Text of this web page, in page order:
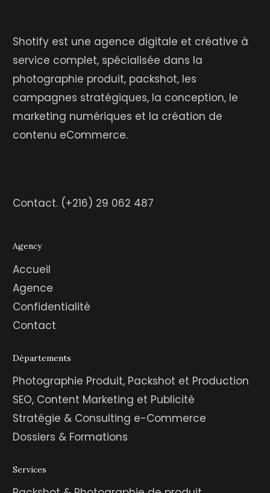
Shotify est une agence digitale et créative à
service complet, spécialisée dans la
photographie produit, packshot, les
campagnes stratégiques, la conception, le
marketing numériques et la création de
contenu eCommerce.
Contact. (+216) 29 062 487
Agency
Accueil
Agence
Confidentialité
Contact
Départements
Photographie Produit, Packshot et Production
SEO, Content Marketing et Publicité
Stratégie & Consulting e-Commerce
Dossiers & Formations
Services